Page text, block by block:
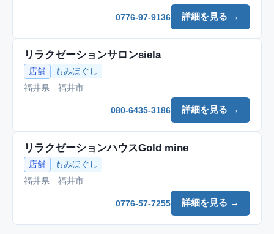
詳細を見る →
0776-97-9136
リラクゼーションサロンsiela
店舗
もみほぐし
福井県 福井市
詳細を見る →
080-6435-3186
リラクゼーションハウスGold mine
店舗
もみほぐし
福井県 福井市
詳細を見る →
0776-57-7255